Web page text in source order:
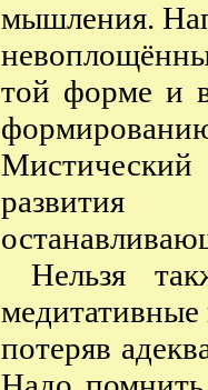
мышления.
той форме и
Мистический
развития
Нельзя
медитативные
потеряв